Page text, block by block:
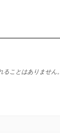
ことはありません。